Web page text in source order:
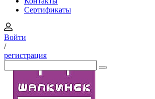
Сертификаты
Войти
/
регистрация